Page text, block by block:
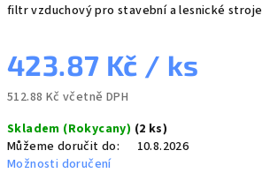
filtr vzduchový pro stavební a lesnické stroje
423.87 Kč / ks
512.88 Kč včetně DPH
cena:
Skladem (Rokycany) (2 ks)
Můžeme doručit do:
10.8.2026
Možnosti doručení